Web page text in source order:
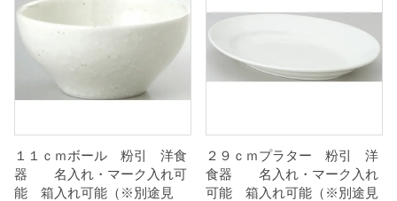
1
7
】
１１ｃｍボール 粉引 洋食
器 名入れ・マーク入れ可
能 箱入れ可能（※別途見
２９ｃｍプラター 粉引 洋
食器 名入れ・マーク入れ
可能 箱入れ可能（※別途見